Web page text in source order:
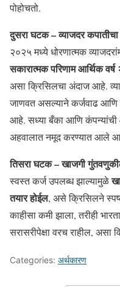
पोहोचतो.
दुसरा घटक – व्याजदर कपातीचा
२०२५ मध्ये धोरणात्मक
सकारात्मक परिणाम आर्थिक
असा क्रिसिलचा अंदाज आहे.
जाणवत असल्याने कर्जवाढ आणि
आहे. सध्या बँका आणि
अहवालात नमूद करण्यात आले
तिसरा घटक – खाजगी
स्वस्त कर्ज उपलब्ध झाल्यामुळे
तयार होईल, असे क्रिसिलने
काहीसा कमी झाला, तरीही
सरासरीपेक्षा वरच राहील,
Categories: अर्थकारण